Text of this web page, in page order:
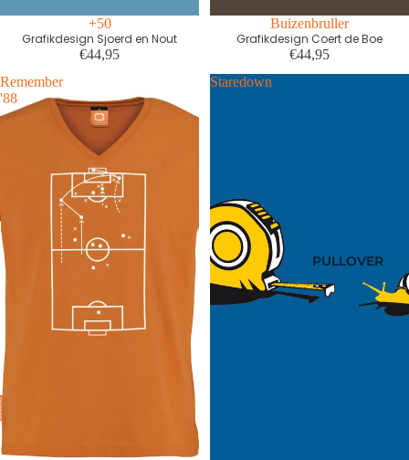
PULLOVER
+50
Grafikdesign Sjoerd en Nout
€44,95
First editionBuizenbruller
Grafikdesign Coert de Boe
€44,95
Remember
'88
Staredown